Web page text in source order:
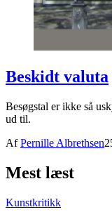
Beskidt valuta
Besøgstal er ikke så
ud til.
AfPernille Albrethsen
Mest læst
Kunstkritikk